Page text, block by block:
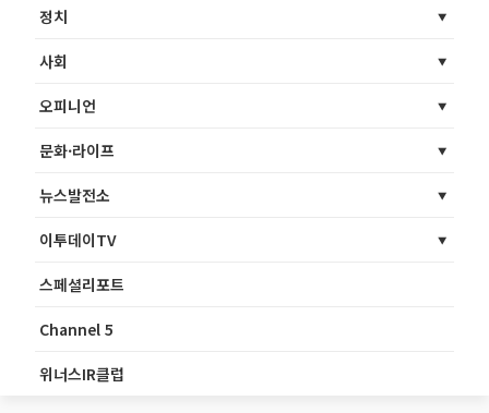
정치
사회
오피니언
문화·라이프
뉴스발전소
이투데이TV
스페셜리포트
Channel 5
위너스IR클럽